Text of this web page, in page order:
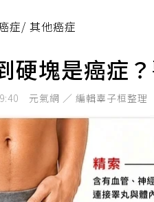
症/ 其他癌症
硬塊是癌症
元氣網 ／ 編輯辜子桓整理